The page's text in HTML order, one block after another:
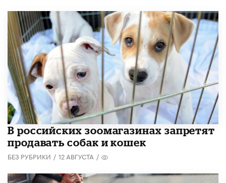
В российских зоомагазинах запретят
продавать собак и кошек
БЕЗ РУБРИКИ / 12 АВГУСТА /